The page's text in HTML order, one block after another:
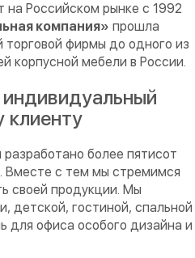
Российском рынке с 1992
компания» прошла
торговой фирмы до одного из
корпусной мебели в России.
более пятисот
с тем мы стремимся
своей продукции. Мы
детской, гостиной, спальной
для офиса особого дизайна и